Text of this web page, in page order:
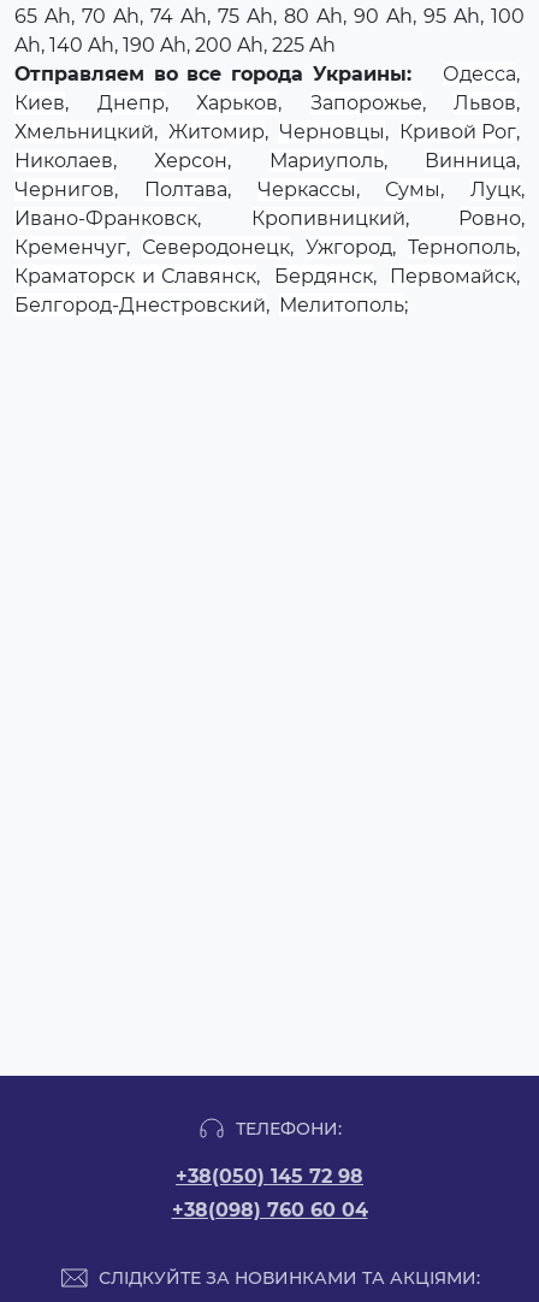
65 Ah, 70 Ah, 74 Ah, 75 Ah, 80 Ah, 90 Ah, 95 Ah, 100
Ah, 140 Ah, 190 Ah, 200 Ah, 225 Ah
Отправляем во все города Украины:
Одесса,
Киев, Днепр, Харьков, Запорожье, Львов,
Хмельницкий, Житомир, Черновцы, Кривой Рог,
Николаев, Херсон, Мариуполь, Винница,
Чернигов, Полтава, Черкассы, Сумы, Луцк,
Ивано-Франковск, Кропивницкий, Ровно,
Кременчуг, Северодонецк, Ужгород, Тернополь,
Краматорск и Славянск, Бердянск, Первомайск,
Белгород-Днестровский, Мелитополь;
ТЕЛЕФОНИ:
+38(050) 145 72 98
+38(098) 760 60 04
СЛІДКУЙТЕ ЗА НОВИНКАМИ ТА АКЦІЯМИ: